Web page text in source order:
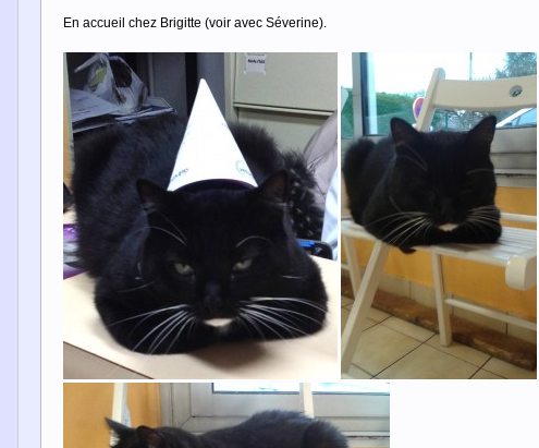
En accueil chez Brigitte (voir avec Séverine).